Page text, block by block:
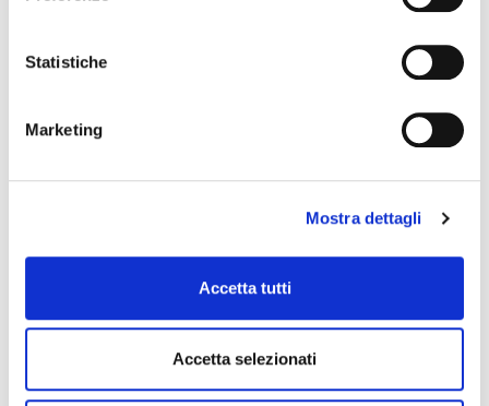
Statistiche
Marketing
Mostra dettagli
Accetta tutti
Accetta selezionati
pedale effetto